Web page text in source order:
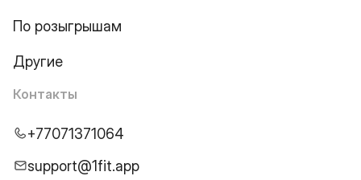
По розыгрышам
Другие
Контакты
+77071371064
support@1fit.app